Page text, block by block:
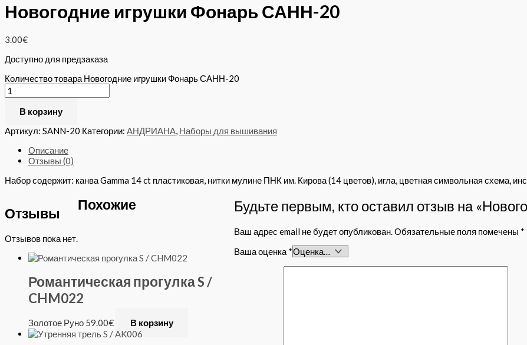
Новогодние игрушки Фонарь САНН-20
3.00€
Доступно для предзаказа
Количество товара Новогодние игрушки Фонарь САНН-20
В корзину
Артикул: SANN-20 Категории: АНДРИАНА, Наборы для вышивания
Описание
Отзывы (0)
Набор содержит: канва Gamma 14 ct пластиковая, нитки мулине ПНК им. Кирова (14 цветов), игла, цветная символьная схема,
Отзывы
Отзывов пока нет.
Будьте первым, кто оставил отзыв на
Ваш адрес email не будет опубликован.Обязательные поля помечены *
Ваша оценка *
Похожие
Романтическая прогулка S /
CHM022
Золотое Руно 59.00€ В корзину